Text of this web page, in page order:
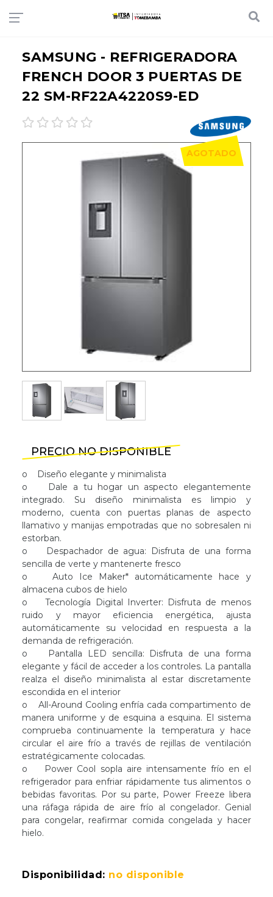
SAMSUNG - REFRIGERADORA
FRENCH DOOR 3 PUERTAS DE
22 SM-RF22A4220S9-ED
AGOTADO
PRECIO NO DISPONIBLE
o Diseño elegante y minimalista
o Dale a tu hogar un aspecto elegantemente
integrado. Su diseño minimalista es limpio y
moderno, cuenta con puertas planas de aspecto
llamativo y manijas empotradas que no sobresalen ni
estorban.
o Despachador de agua: Disfruta de una forma
sencilla de verte y mantenerte fresco
o Auto Ice Maker* automáticamente hace y
almacena cubos de hielo
o Tecnología Digital Inverter: Disfruta de menos
ruido y mayor eficiencia energética, ajusta
automáticamente su velocidad en respuesta a la
demanda de refrigeración.
o Pantalla LED sencilla: Disfruta de una forma
elegante y fácil de acceder a los controles. La pantalla
realza el diseño minimalista al estar discretamente
escondida en el interior
o All-Around Cooling enfría cada compartimento de
manera uniforme y de esquina a esquina. El sistema
comprueba continuamente la temperatura y hace
circular el aire frío a través de rejillas de ventilación
estratégicamente colocadas.
o Power Cool sopla aire intensamente frío en el
refrigerador para enfriar rápidamente tus alimentos o
bebidas favoritas. Por su parte, Power Freeze libera
una ráfaga rápida de aire frío al congelador. Genial
para congelar, reafirmar comida congelada y hacer
hielo.
Disponibilidad: no disponible